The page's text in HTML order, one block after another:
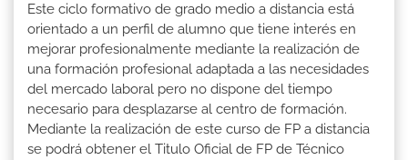
Este ciclo formativo de grado medio a distancia está
orientado a un perfil de alumno que tiene interés en
mejorar profesionalmente mediante la realización de
una formación profesional adaptada a las necesidades
del mercado laboral pero no dispone del tiempo
necesario para desplazarse al centro de formación.
Mediante la realización de este curso de FP a distancia
se podrá obtener el Titulo Oficial de FP de Técnico